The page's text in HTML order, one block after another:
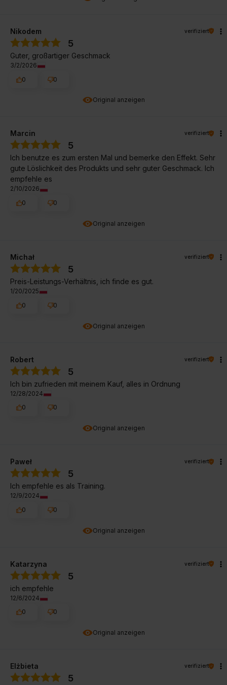
Original anzeigen
Nikodem verifiziert
5
Guter, großartiger Geschmack
3/2/2026
0
0
Original anzeigen
Marcin verifiziert
5
Ich benutze es zum ersten Mal und bemerke den Effekt. Sehr
gute Löslichkeit des Produkts und sehr guter Geschmack. Ich
empfehle es
2/10/2026
0
0
Original anzeigen
Michał verifiziert
5
Preis-Leistungs-Verhältnis, ich finde es gut.
1/20/2025
0
0
Original anzeigen
Robert verifiziert
5
Ich bin zufrieden mit meinem Kauf, alles in Ordnung
12/28/2024
0
0
Original anzeigen
Paweł verifiziert
5
Ich empfehle es als Training.
12/9/2024
0
0
Original anzeigen
Katarzyna verifiziert
5
ich empfehle
12/6/2024
0
0
Elżbieta verifiziert
5